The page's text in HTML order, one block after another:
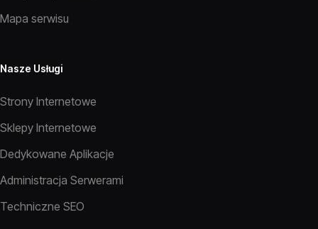
Mapa serwisu
Nasze Usługi
Strony Internetowe
Sklepy Internetowe
Dedykowane Aplikacje
Administracja Serwerami
Techniczne SEO